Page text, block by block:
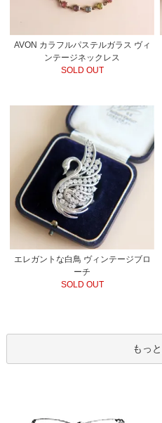
AVON カラフルパステルガラス ヴィ
ンテージネックレス
SOLD OUT
エレガントな白鳥 ヴィンテージブロ
ーチ
SOLD OUT
もっ